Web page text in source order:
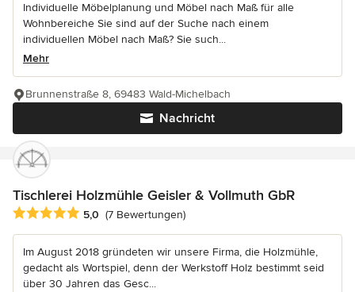
Individuelle Möbelplanung und Möbel nach Maß für alle
Wohnbereiche Sie sind auf der Suche nach einem
individuellen Möbel nach Maß? Sie such...
Mehr
Nachricht
Brunnenstraße 8, 69483 Wald-Michelbach
Tischlerei Holzmühle Geisler & Vollmuth GbR
Durchschnittliche Bewertung: 5 von 5 Sternen
5,0 (7 Bewertungen)
Im August 2018 gründeten wir unsere Firma, die Holzmühle,
gedacht als Wortspiel, denn der Werkstoff Holz bestimmt seid
über 30 Jahren das Gesc...